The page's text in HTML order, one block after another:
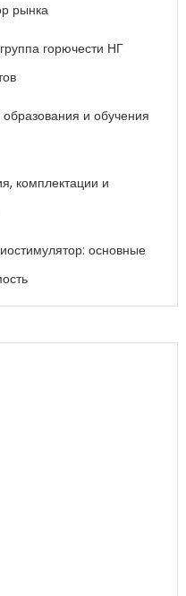
рынка
горючести НГ
и обучения
комплектации и
основные